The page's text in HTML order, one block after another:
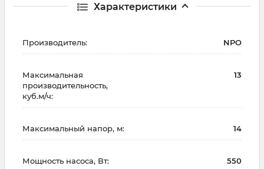
Характеристики
Производитель: NPO
Максимальная
производительность,
куб.м/ч:
13
Максимальный напор, м: 14
Мощность насоса, Вт: 550